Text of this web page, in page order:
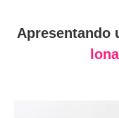
Apresentando